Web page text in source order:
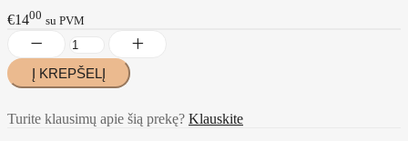
€1400 su PVM
Turite klausimų apie šią prekę? Klauskite